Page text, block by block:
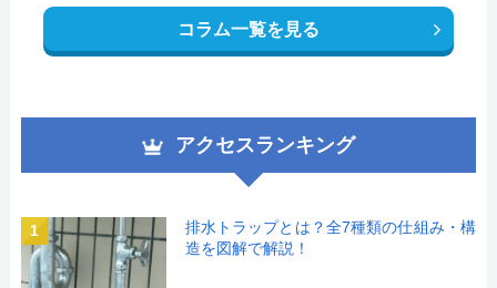
コラム一覧を見る
アクセスランキング
1
排水トラップとは？全7種類の仕組み・構
造を図解で解説！